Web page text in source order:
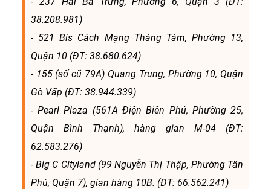
38.208.981)
- 521 Bis Cách Mạng Tháng Tám, Phường 13,
Quận 10 (ĐT: 38.680.624)
- 155 (số cũ 79A) Quang Trung, Phường 10, Quận
Gò Vấp (ĐT: 38.944.339)
- Pearl Plaza (561A Điện Biên Phủ, Phường 25,
Quận Bình Thạnh), hàng gian M-04 (ĐT:
62.583.276)
- Big C Cityland (99 Nguyễn Thị Thập, Phường Tân
Phú, Quận 7), gian hàng 10B. (ĐT: 66.562.241)